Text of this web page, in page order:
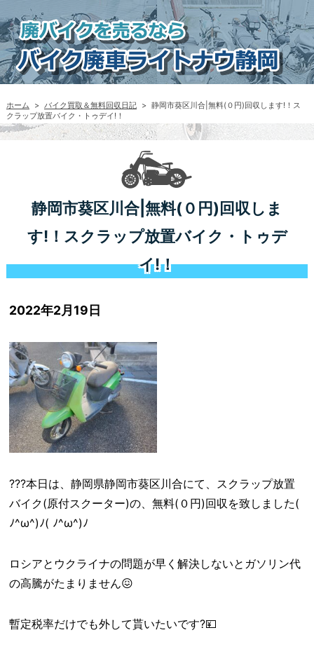
ホーム > バイク買取＆無料回収日記 > 静岡市葵区川合|無料(０円)回収します!！ス
クラップ放置バイク・トゥデイ!！
静岡市葵区川合|無料(０円)回収しま
す!！スクラップ放置バイク・トゥデ
イ!！
2022年2月19日
???本日は、静岡県静岡市葵区川合にて、スクラップ放置
バイク(原付スクーター)の、無料(０円)回収を致しました(
ﾉ^ω^)ﾉ( ﾉ^ω^)ﾉ
ロシアとウクライナの問題が早く解決しないとガソリン代
の高騰がたまりません😖
暫定税率だけでも外して貰いたいです?💴